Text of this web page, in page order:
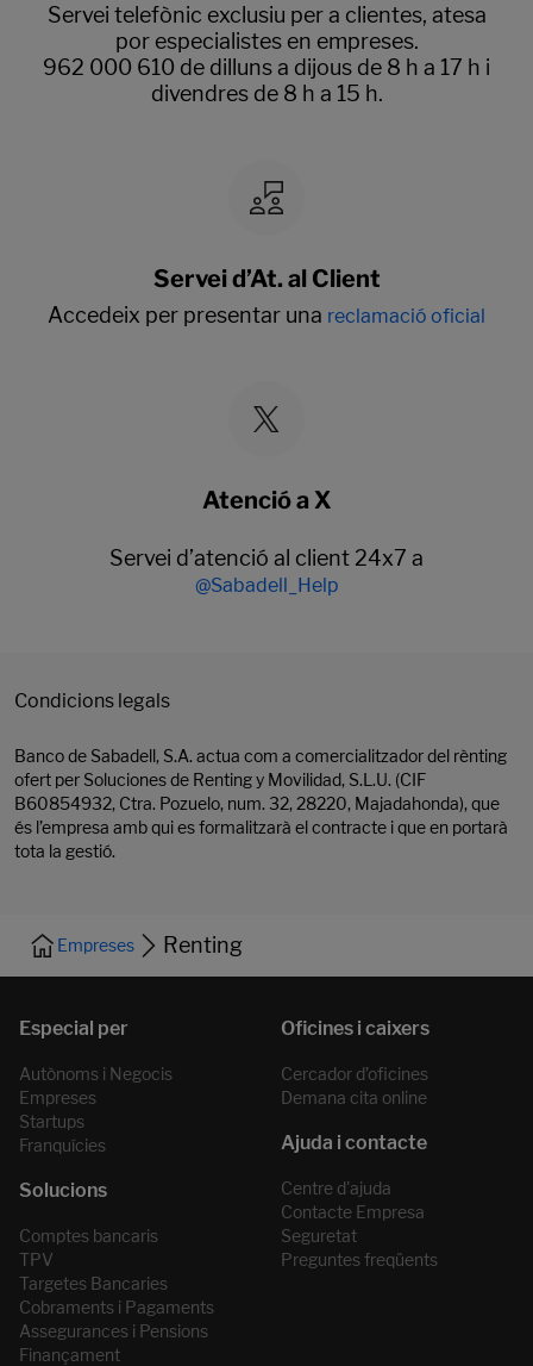
Servei telefònic exclusiu per a clientes, atesa
por especialistes en empreses.
962 000 610 de dilluns a dijous de 8 h a 17 h i
divendres de 8 h a 15 h.
Servei d’At. al Client
Accedeix per presentar una reclamació oficial
Atenció a X
Servei d’atenció al client 24x7 a
@Sabadell_Help
Condicions legals
Banco de Sabadell, S.A. actua com a comercialitzador del rènting
ofert per Soluciones de Renting y Movilidad, S.L.U. (CIF
B60854932, Ctra. Pozuelo, num. 32, 28220, Majadahonda), que
és l’empresa amb qui es formalitzarà el contracte i que en portarà
tota la gestió.
Empreses Renting
Autònoms i Negocis
Empreses
Startups
Franquícies
Comptes bancaris
TPV
Targetes Bancaries
Cobraments i Pagaments
Assegurances i Pensions
Finançament
Cercador d’oficines
Demana cita online
Centre d'ajuda
Contacte Empresa
Seguretat
Preguntes freqüents